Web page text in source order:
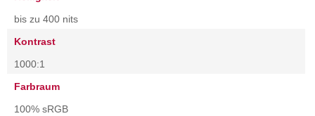
bis zu 400 nits
Kontrast
1000:1
Farbraum
100% sRGB